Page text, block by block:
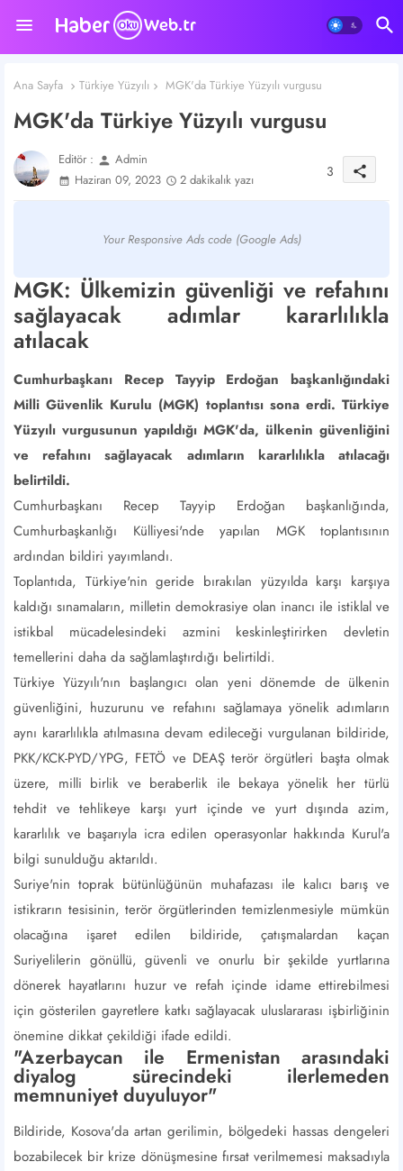
Ana Sayfa Türkiye Yüzyılı MGK'da Türkiye Yüzyılı vurgusu
MGK'da Türkiye Yüzyılı vurgusu
Editör : person Admin
Haziran 09, 2023
2 dakikalık yazı 3 share
Your Responsive Ads code (Google Ads)
MGK: Ülkemizin güvenliği ve refahını
sağlayacak adımlar kararlılıkla
atılacak
Cumhurbaşkanı Recep Tayyip Erdoğan başkanlığındaki
Milli Güvenlik Kurulu (MGK) toplantısı sona erdi. Türkiye
Yüzyılı vurgusunun yapıldığı MGK'da, ülkenin güvenliğini
ve refahını sağlayacak adımların kararlılıkla atılacağı
belirtildi.
Cumhurbaşkanı Recep Tayyip Erdoğan başkanlığında,
Cumhurbaşkanlığı Külliyesi'nde yapılan MGK toplantısının
ardından bildiri yayımlandı.
Toplantıda, Türkiye'nin geride bırakılan yüzyılda karşı karşıya
kaldığı sınamaların, milletin demokrasiye olan inancı ile istiklal ve
istikbal mücadelesindeki azmini keskinleştirirken devletin
temellerini daha da sağlamlaştırdığı belirtildi.
Türkiye Yüzyılı'nın başlangıcı olan yeni dönemde de ülkenin
güvenliğini, huzurunu ve refahını sağlamaya yönelik adımların
aynı kararlılıkla atılmasına devam edileceği vurgulanan bildiride,
PKK/KCK-PYD/YPG, FETÖ ve DEAŞ terör örgütleri başta olmak
üzere, milli birlik ve beraberlik ile bekaya yönelik her türlü
tehdit ve tehlikeye karşı yurt içinde ve yurt dışında azim,
kararlılık ve başarıyla icra edilen operasyonlar hakkında Kurul'a
bilgi sunulduğu aktarıldı.
Suriye'nin toprak bütünlüğünün muhafazası ile kalıcı barış ve
istikrarın tesisinin, terör örgütlerinden temizlenmesiyle mümkün
olacağına işaret edilen bildiride, çatışmalardan kaçan
Suriyelilerin gönüllü, güvenli ve onurlu bir şekilde yurtlarına
dönerek hayatlarını huzur ve refah içinde idame ettirebilmesi
için gösterilen gayretlere katkı sağlayacak uluslararası işbirliğinin
önemine dikkat çekildiği ifade edildi.
"Azerbaycan ile Ermenistan arasındaki
diyalog sürecindeki ilerlemeden
memnuniyet duyuluyor"
Bildiride, Kosova'da artan gerilimin, bölgedeki hassas dengeleri
bozabilecek bir krize dönüşmesine fırsat verilmemesi maksadıyla